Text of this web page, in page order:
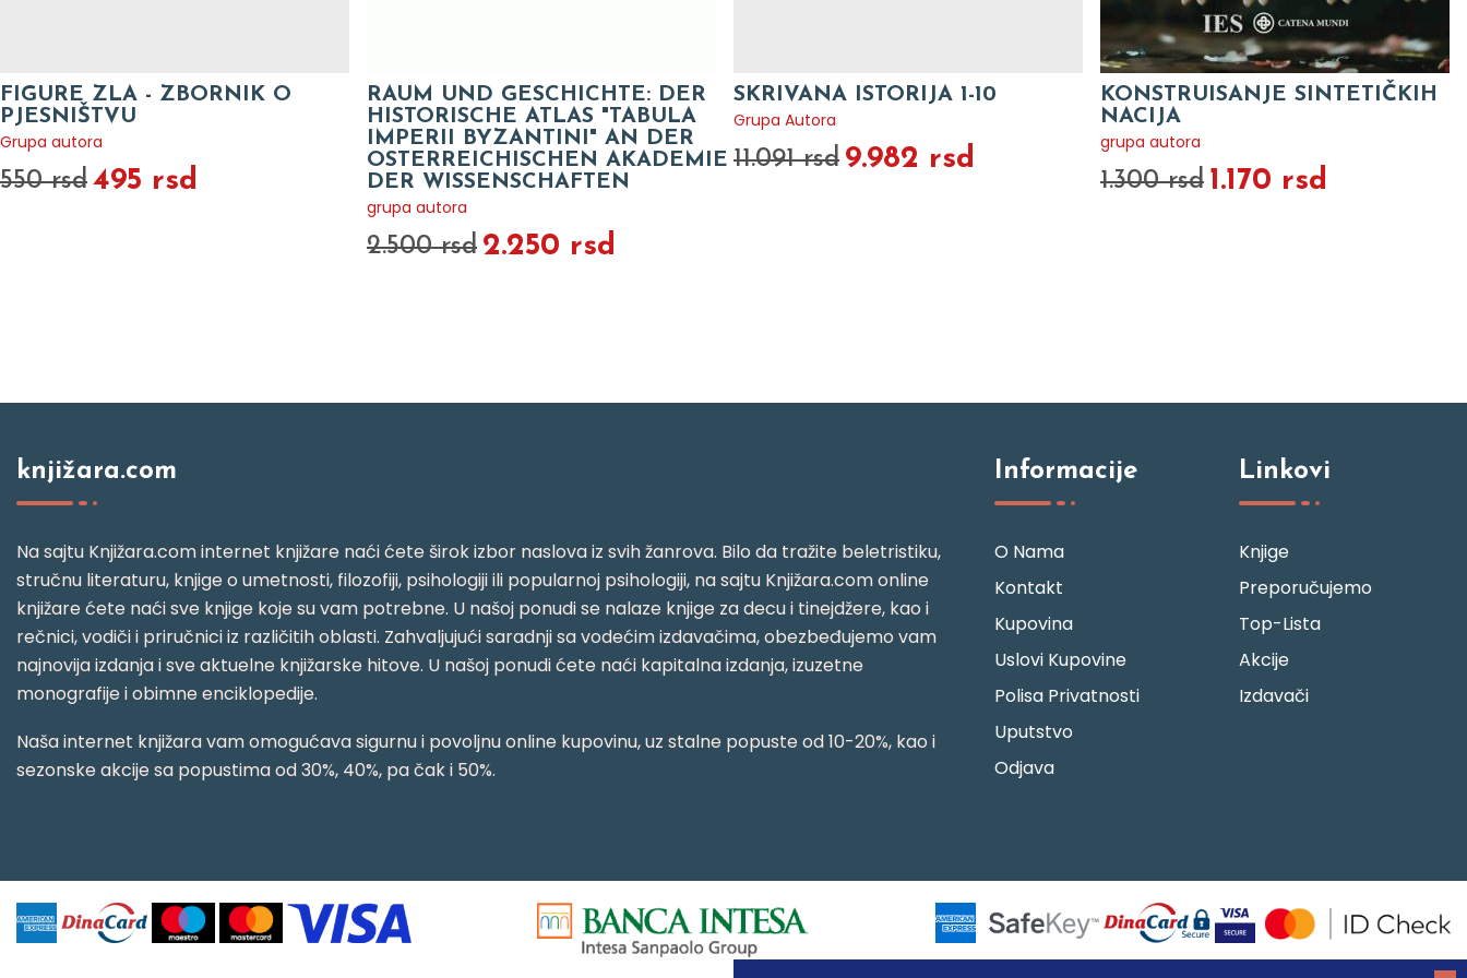
FIGURE ZLA - ZBORNIK O
PJESNIŠTVU
Grupa autora
550 rsd 495 rsd
RAUM UND GESCHICHTE: DER
HISTORISCHE ATLAS "TABULA
IMPERII BYZANTINI" AN DER
OSTERREICHISCHEN AKADEMIE
DER WISSENSCHAFTEN
grupa autora
2.500 rsd 2.250 rsd
SKRIVANA ISTORIJA 1-10
Grupa Autora
11.091 rsd 9.982 rsd
KONSTRUISANJE SINTETIČKIH
NACIJA
grupa autora
1.300 rsd 1.170 rsd
knjižara.com
Na sajtu Knjižara.com internet knjižare naći ćete širok izbor naslova iz svih žanrova. Bilo da tražite beletristiku,
stručnu literaturu, knjige o umetnosti, filozofiji, psihologiji ili popularnoj psihologiji, na sajtu Knjižara.com online
knjižare ćete naći sve knjige koje su vam potrebne. U našoj ponudi se nalaze knjige za decu i tinejdžere, kao i
rečnici, vodiči i priručnici iz različitih oblasti. Zahvaljujući saradnji sa vodećim izdavačima, obezbeđujemo vam
najnovija izdanja i sve aktuelne knjižarske hitove. U našoj ponudi ćete naći kapitalna izdanja, izuzetne
monografije i obimne enciklopedije.
Naša internet knjižara vam omogućava sigurnu i povoljnu online kupovinu, uz stalne popuste od 10-20%, kao i
sezonske akcije sa popustima od 30%, 40%, pa čak i 50%.
Informacije
O Nama
Kontakt
Kupovina
Uslovi Kupovine
Polisa Privatnosti
Uputstvo
Odjava
Linkovi
Knjige
Preporučujemo
Top-Lista
Akcije
Izdavači